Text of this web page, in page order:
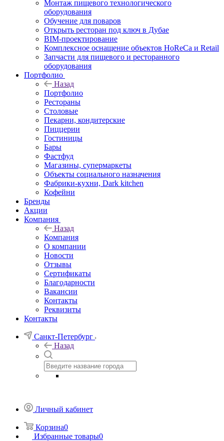
Монтаж пищевого технологического
оборудования
Обучение для поваров
Открыть ресторан под ключ в Дубае
BIM-проектирование
Комплексное оснащение объектов HoReCa и Retail
Запчасти для пищевого и ресторанного
оборудования
Портфолио
Назад
Портфолио
Рестораны
Столовые
Пекарни, кондитерские
Пиццерии
Гостиницы
Бары
Фастфуд
Магазины, супермаркеты
Объекты социального назначения
Фабрики-кухни, Dark kitchen
Кофейни
Бренды
Акции
Компания
Назад
Компания
О компании
Новости
Отзывы
Сертификаты
Благодарности
Вакансии
Контакты
Реквизиты
Контакты
Санкт-Петербург
Назад
Личный кабинет
Корзина0
Избранные товары0